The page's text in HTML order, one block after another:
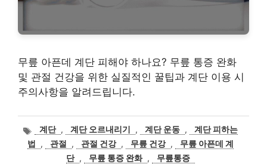
무릎 아픈데 계단 피해야 하나요? 무릎 통증 완화
및 관절 건강을 위한 실질적인 꿀팁과 계단 이용 시
주의사항을 알려드립니다.
태
그
계단 , 계단 오르내리기 , 계단 운동 ,
계단 피하는
법
, 관절 , 관절 건강 , 무릎 건강 ,
무릎 아픈데 계
단 , 무릎 통증 완화 , 무릎통증